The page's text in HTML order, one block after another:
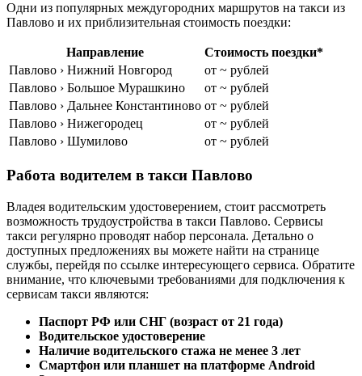
Одни из популярных междугородних маршрутов на такси из
Павлово и их приблизительная стоимость поездки:
Направление
Стоимость поездки*
Павлово › Нижний Новгород
от ~ рублей
Павлово › Большое Мурашкино
от ~ рублей
Павлово › Дальнее Константиново от ~ рублей
Павлово › Нижегородец
от ~ рублей
Павлово › Шумилово
от ~ рублей
Работа водителем в такси Павлово
Владея водительским удостоверением, стоит рассмотреть
возможность трудоустройства в такси Павлово. Сервисы
такси регулярно проводят набор персонала. Детально о
доступных предложениях вы можете найти на странице
службы, перейдя по ссылке интересующего сервиса. Обратите
внимание, что ключевыми требованиями для подключения к
сервисам такси являются:
Паспорт РФ или СНГ (возраст от 21 года)
Водительское удостоверение
Наличие водительского стажа не менее 3 лет
Смартфон или планшет на платформе Android